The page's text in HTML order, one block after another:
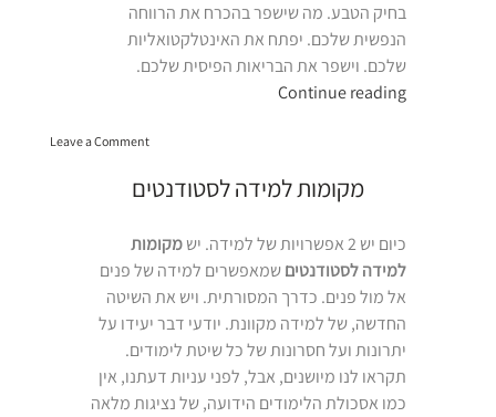
בחיק הטבע. מה שישפר בהכרח את הרווחה
הנפשית שלכם. יפתח את האינטלקטואליות
שלכם. וישפר את הבריאות הפיסית שלכם.
Continue reading“מקומות
Leave a Commenton
לסטודנטים
מקומות למידה לסטודנטים
כיום יש 2 אפשרויות של למידה. יש
מקומות
למידה לסטודנטים שמאפשרים למידה של פנים
אל מול פנים. כדרך המסורתית. ויש את השיטה
החדשה, של למידה מקוונת. יודעי דבר יעידו על
יתרונות ועל חסרונות של כל שיטת לימודים.
תקראו לנו מיושנים, אבל, לפני עניות דעתנו, אין
כמו אסכולת הלימודים הידועה, של נציגות מלאה